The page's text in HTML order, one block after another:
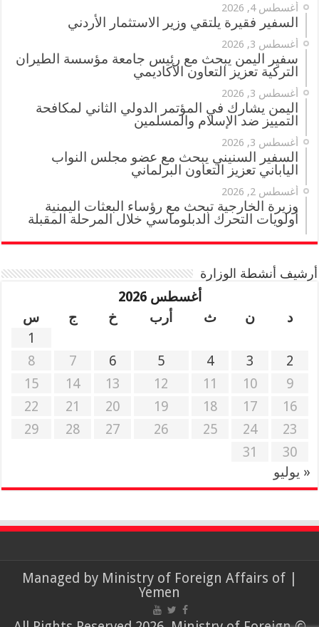
أغسطس 4, 2026
السفير فقيرة يلتقي وزير الاستثمار الأردني
أغسطس 3, 2026
سفير اليمن يبحث مع رئيس جامعة مؤسسة الطيران
التركية تعزيز التعاون الأكاديمي
أغسطس 3, 2026
اليمن يشارك في المؤتمر الدولي الثاني لمكافحة
التمييز ضد الإسلام والمسلمين
أغسطس 3, 2026
السفير السنيني يبحث مع عضو مجلس النواب
الياباني تعزيز التعاون البرلماني
أغسطس 2, 2026
وزيرة الخارجية تبحث مع رؤساء البعثات اليمنية
أولويات التحرك الدبلوماسي خلال المرحلة المقبلة
أرشيف أنشطة الوزارة
أغسطس 2026
د
ن ث أرب خ ج
س
1
2
3
4
5
6
7
8
9
10
11
12
13
14
15
16
17
18
19
20
21
22
23
24
25
26
27
28
29
30
31
« يوليو
| Managed by
Ministry of Foreign Affairs of
Yemen